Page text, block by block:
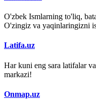
O'zbek Ismlarning to'liq,
O'zingiz va yaqinlaringizni
Latifa.uz
Har kuni eng sara latifalar
markazi!
Onmap.uz